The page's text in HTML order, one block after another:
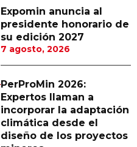
Expomin anuncia al
presidente honorario de
su edición 2027
7 agosto, 2026
PerProMin 2026:
Expertos llaman a
incorporar la adaptación
climática desde el
diseño de los proyectos